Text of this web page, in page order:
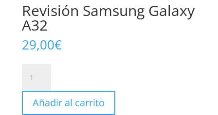
Revisión Samsung Galaxy
A32
29,00€
Samsung
Galaxy
A32Añadir al carrito